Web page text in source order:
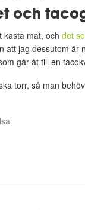
och
kasta mat, och det
att jag dessutom är
går åt till en
torr, så man